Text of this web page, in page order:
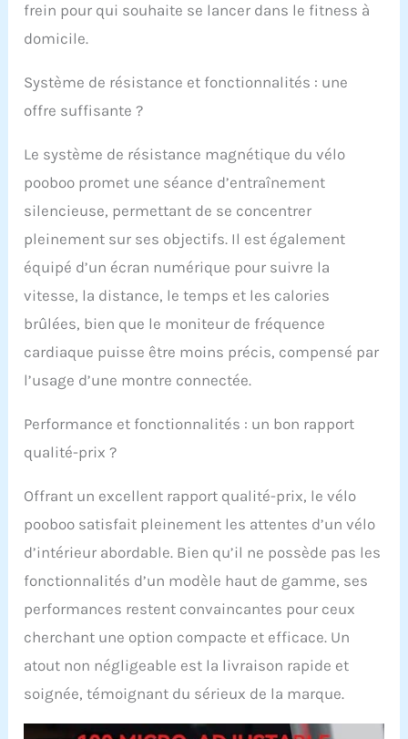
frein pour qui souhaite se lancer dans le fitness à
domicile.
Système de résistance et fonctionnalités : une
offre suffisante ?
Le système de résistance magnétique du vélo
pooboo promet une séance d’entraînement
silencieuse, permettant de se concentrer
pleinement sur ses objectifs. Il est également
équipé d’un écran numérique pour suivre la
vitesse, la distance, le temps et les calories
brûlées, bien que le moniteur de fréquence
cardiaque puisse être moins précis, compensé par
l’usage d’une montre connectée.
Performance et fonctionnalités : un bon rapport
qualité-prix ?
Offrant un excellent rapport qualité-prix, le vélo
pooboo satisfait pleinement les attentes d’un vélo
d’intérieur abordable. Bien qu’il ne possède pas les
fonctionnalités d’un modèle haut de gamme, ses
performances restent convaincantes pour ceux
cherchant une option compacte et efficace. Un
atout non négligeable est la livraison rapide et
soignée, témoignant du sérieux de la marque.